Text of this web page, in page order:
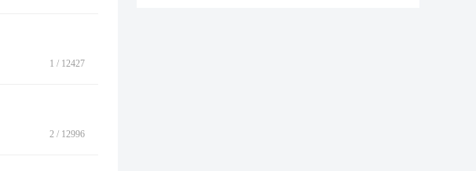
1 / 12427
2 / 12996